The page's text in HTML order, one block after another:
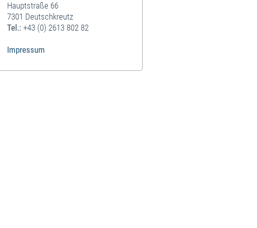
Hauptstraße 66
7301 Deutschkreutz
Tel.: +43 (0) 2613 802 82
Impressum